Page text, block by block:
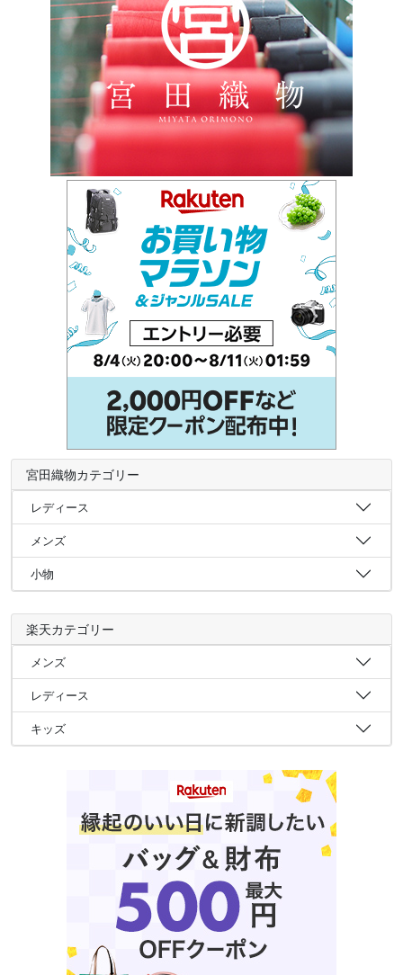
宮田織物カテゴリー
レディース
メンズ
小物
楽天カテゴリー
メンズ
レディース
キッズ